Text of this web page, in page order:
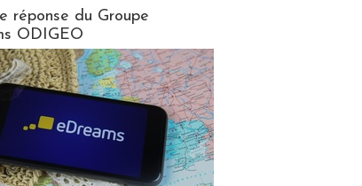
réponse du Groupe
ODIGEO